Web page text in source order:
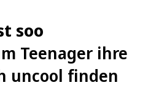
soo
Teenager ihre
uncool finden